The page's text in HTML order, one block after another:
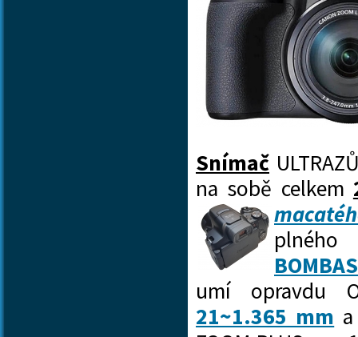
Snímač
na sobě celkem
umí opravdu
21~1.365 mm